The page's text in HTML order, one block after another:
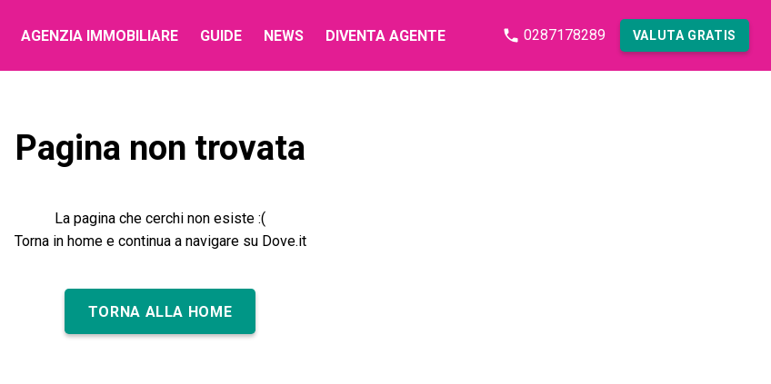
AGENZIA IMMOBILIARE GUIDE NEWS DIVENTA AGENTE 0287178289 VALUTA GRATIS
Pagina non trovata
La pagina che cerchi non esiste :(
Torna in home e continua a navigare su Dove.it
TORNA ALLA HOME